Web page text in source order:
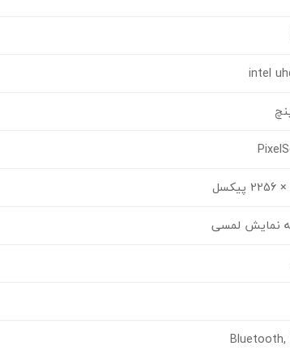
intel
نمایش لمسی
Bluetooth,